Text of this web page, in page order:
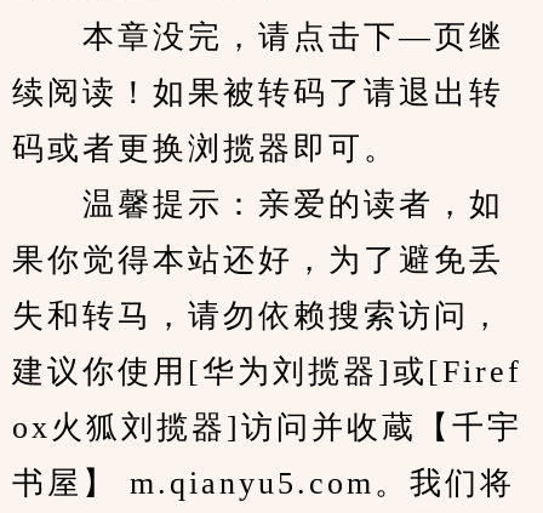
本章没完，请点击下—页继
续阅读！如果被转码了请退出转
码或者更换浏揽器即可。
温馨提示：亲爱的读者，如
果你觉得本站还好，为了避免丢
失和转马，请勿依赖搜索访问，
建议你使用[华为刘揽器]或[Firef
ox火狐刘揽器]访问并收蔵【千宇
书屋】 m.qianyu5.com。我们将